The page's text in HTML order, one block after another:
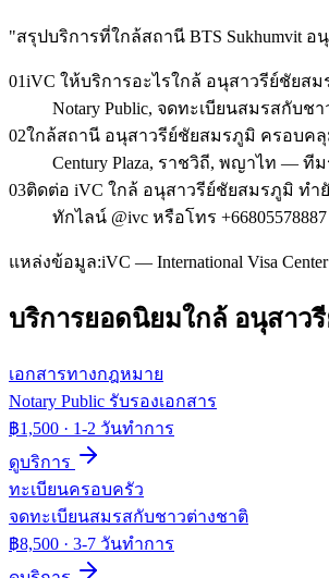
"สรุปบริการที่ใกล้สถานี BTS Sukhumvit อ
01iVC ให้บริการอะไรใกล้ อนุสาวรีย์ชัยสม
Notary Public, จดทะเบียนสมรสกับ
02ใกล้สถานี อนุสาวรีย์ชัยสมรภูมิ ครอบคลุ
Century Plaza, ราชวิถี, พญาไท —
03ติดต่อ iVC ใกล้ อนุสาวรีย์ชัยสมรภูมิ ทำยั
ทักไลน์ @ivc หรือโทร
แหล่งข้อมูล:iVC — International Visa
บริการยอดนิยมใกล้ อนุสาว
เอกสารทางกฎหมาย
Notary Public รับรองเอกสาร
฿1,500 · 1-2 วันทำการ
ดูบริการ
ทะเบียนครอบครัว
จดทะเบียนสมรสกับชาวต่างชาติ
฿8,500 · 3-7 วันทำการ